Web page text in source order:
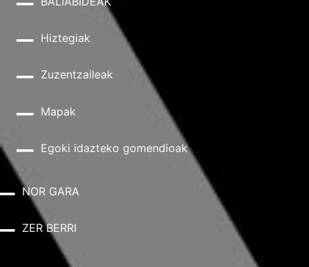
Hiztegiak
Zuzentzaileak
Mapak
Egoki idazteko gomendioak
NOR GARA
ZER BERRI